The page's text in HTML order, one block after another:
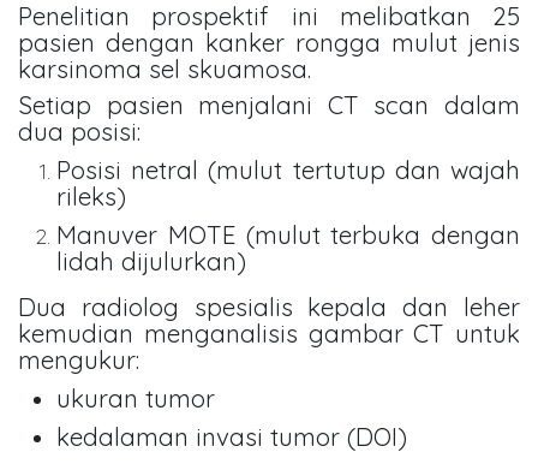
Penelitian prospektif ini melibatkan 25
pasien dengan kanker rongga mulut jenis
karsinoma sel skuamosa.
Setiap pasien menjalani CT scan dalam
dua posisi:
Posisi netral (mulut tertutup dan wajah
rileks)
Manuver MOTE (mulut terbuka dengan
lidah dijulurkan)
Dua radiolog spesialis kepala dan leher
kemudian menganalisis gambar CT untuk
mengukur:
ukuran tumor
kedalaman invasi tumor (DOI)